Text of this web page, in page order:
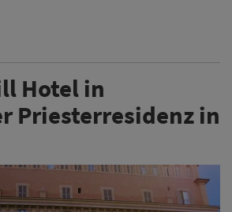
Hotel in
Priesterresidenz in